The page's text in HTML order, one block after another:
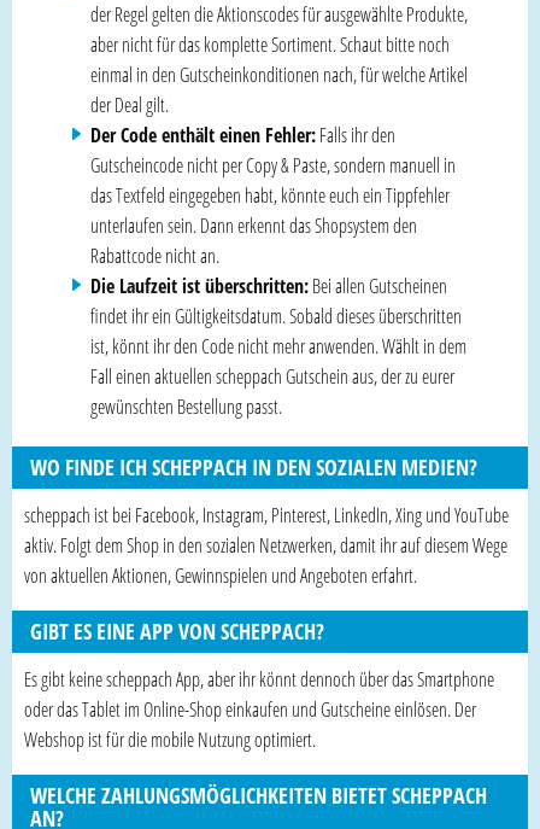
der Regel gelten die Aktionscodes für ausgewählte Produkte,
aber nicht für das komplette Sortiment. Schaut bitte noch
einmal in den Gutscheinkonditionen nach, für welche Artikel
der Deal gilt.
Der Code enthält einen Fehler:Falls ihr den
Gutscheincode nicht per Copy & Paste, sondern manuell in
das Textfeld eingegeben habt, könnte euch ein Tippfehler
unterlaufen sein. Dann erkennt das Shopsystem den
Rabattcode nicht an.
Die Laufzeit ist überschritten:Bei allen Gutscheinen
findet ihr ein Gültigkeitsdatum. Sobald dieses überschritten
ist, könnt ihr den Code nicht mehr anwenden. Wählt in dem
Fall einen aktuellen scheppach Gutschein aus, der zu eurer
gewünschten Bestellung passt.
WO FINDE ICH SCHEPPACH IN DEN SOZIALEN MEDIEN?
scheppach ist bei Facebook, Instagram, Pinterest, LinkedIn, Xing und YouTube
aktiv. Folgt dem Shop in den sozialen Netzwerken, damit ihr auf diesem Wege
von aktuellen Aktionen, Gewinnspielen und Angeboten erfahrt.
GIBT ES EINE APP VON SCHEPPACH?
Es gibt keine scheppach App, aber ihr könnt dennoch über das Smartphone
oder das Tablet im Online-Shop einkaufen und Gutscheine einlösen. Der
Webshop ist für die mobile Nutzung optimiert.
WELCHE ZAHLUNGSMÖGLICHKEITEN BIETET SCHEPPACH
AN?